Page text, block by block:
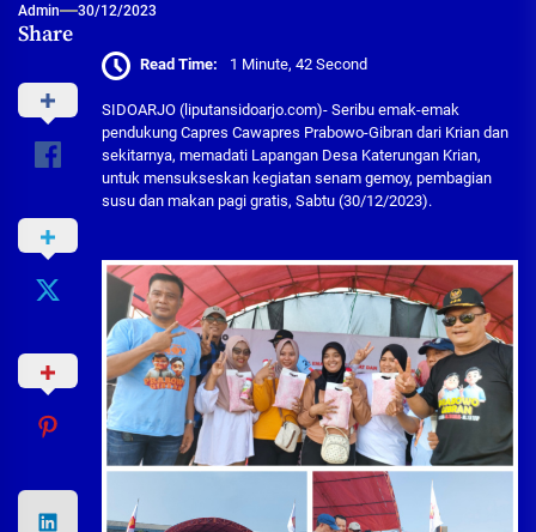
Admin 30/12/2023
Share
Read Time: 1 Minute, 42 Second
SIDOARJO (liputansidoarjo.com)- Seribu emak-emak
pendukung Capres Cawapres Prabowo-Gibran dari Krian dan
sekitarnya, memadati Lapangan Desa Katerungan Krian,
untuk mensukseskan kegiatan senam gemoy, pembagian
susu dan makan pagi gratis, Sabtu (30/12/2023).